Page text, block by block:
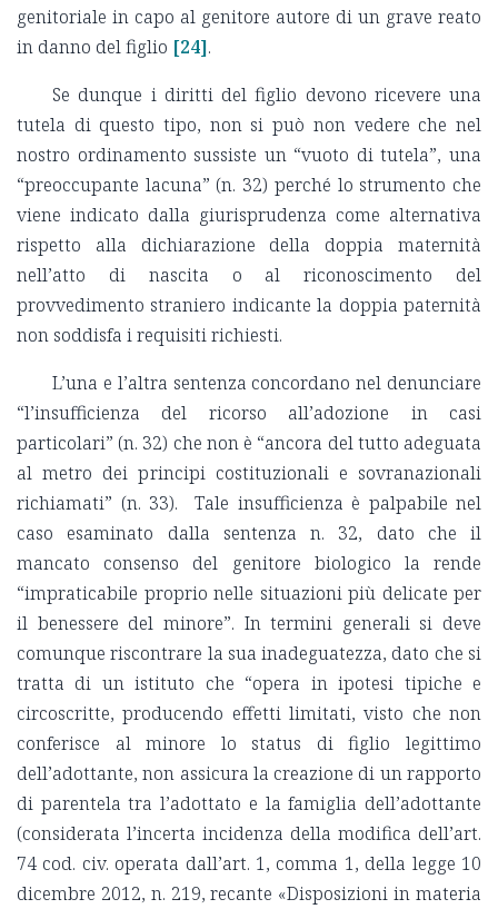
genitoriale in capo al genitore autore di un grave reato
in danno del figlio [24].
Se dunque i diritti del figlio devono ricevere una
tutela di questo tipo, non si può non vedere che nel
nostro ordinamento sussiste un “vuoto di tutela”, una
“preoccupante lacuna” (n. 32) perché lo strumento che
viene indicato dalla giurisprudenza come alternativa
rispetto alla dichiarazione della doppia maternità
nell’atto di nascita o al riconoscimento del
provvedimento straniero indicante la doppia paternità
non soddisfa i requisiti richiesti.
L’una e l’altra sentenza concordano nel denunciare
“l’insufficienza del ricorso all’adozione in casi
particolari” (n. 32) che non è “ancora del tutto adeguata
al metro dei principi costituzionali e sovranazionali
richiamati” (n. 33). Tale insufficienza è palpabile nel
caso esaminato dalla sentenza n. 32, dato che il
mancato consenso del genitore biologico la rende
“impraticabile proprio nelle situazioni più delicate per
il benessere del minore”. In termini generali si deve
comunque riscontrare la sua inadeguatezza, dato che si
tratta di un istituto che “opera in ipotesi tipiche e
circoscritte, producendo effetti limitati, visto che non
conferisce al minore lo status di figlio legittimo
dell’adottante, non assicura la creazione di un rapporto
di parentela tra l’adottato e la famiglia dell’adottante
(considerata l’incerta incidenza della modifica dell’art.
74 cod. civ. operata dall’art. 1, comma 1, della legge 10
dicembre 2012, n. 219, recante «Disposizioni in materia